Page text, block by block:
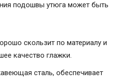
подошвы утюга может быть
скользит по материалу и
качество глажки.
сталь, обеспечивает